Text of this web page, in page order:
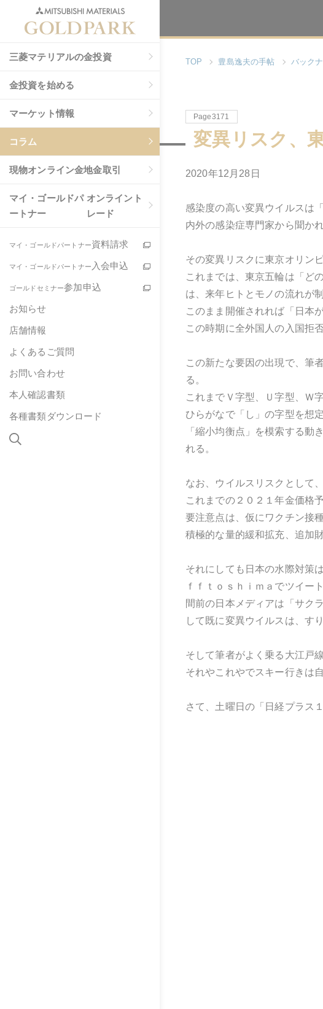
三菱マテリアルの金投資
金投資を始める
マーケット情報
コラム
現物オンライン金地金取引
マイ・ゴールドパ
ートナー
オンライント
レード
マイ・ゴールドパートナー資料請求
マイ・ゴールドパートナー 入会申込
ゴールドセミナー参加申込
お知らせ
店舗情報
よくあるご質問
お問い合わせ
本人確認書類
各種書類ダウンロード
TOP 豊島逸夫の手帖 バック
Page3171
変異リスク、
2020年12 月 28 日
感染度の高い変異ウイルスは
内外の感染症専門家から聞か
その変異リスクに東京オリン
これまでは、東京五輪は「ど
は、来年ヒトとモノの流れが
このまま開催されれば「日本
この時期に全外国人の入国拒
この新たな要因の出現で、筆
る。
これまでＶ字型、Ｕ字型、Ｗ
ひらがなで「し」の字型を想
「縮小均衡点」を模索する動
れる。
なお、ウイルスリスクとして
これまでの２０２１年金価格
要注意点は、仮にワクチン接
積極的な量的緩和拡充、追加
それにしても日本の水際対策
ｆｆｔｏｓｈｉｍａでツイー
間前の日本メディアは「サク
して既に変異ウイルスは、す
そして筆者がよく乗る大江戸
それやこれやでスキー行きは
さて、土曜日の「日経プラス